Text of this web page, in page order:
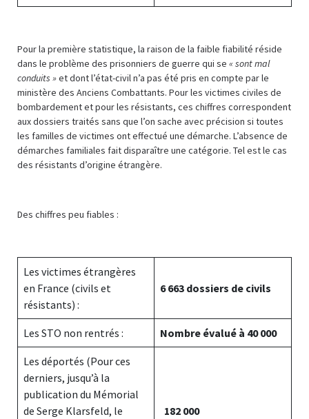
Pour la première statistique, la raison de la faible fiabilité réside
dans le problème des prisonniers de guerre qui se « sont mal
conduits »et dont l’état-civil n’a pas été pris en compte par le
ministère des Anciens Combattants. Pour les victimes civiles de
bombardement et pour les résistants, ces chiffres correspondent
aux dossiers traités sans que l’on sache avec précision si toutes
les familles de victimes ont effectué une démarche. L’absence de
démarches familiales fait disparaître une catégorie. Tel est le cas
des résistants d’origine étrangère.
Des chiffres peu fiables :
Les victimes étrangères
en France (civils et
résistants) :
6 663 dossiers de civils
Les STO non rentrés : Nombre évalué à 40 000
Les déportés (Pour ces
derniers, jusqu’à la
publication du Mémorial
de Serge Klarsfeld, le
182 000